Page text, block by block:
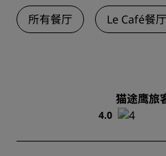
所有餐厅 Le Café餐厅
猫途鹰旅
4.0